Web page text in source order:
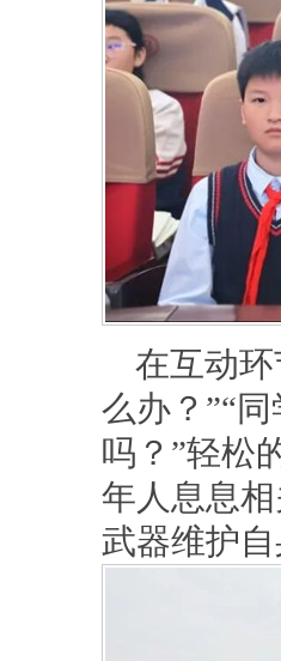
在互动
么办？”“
吗？”轻松
年人息息
武器维护自